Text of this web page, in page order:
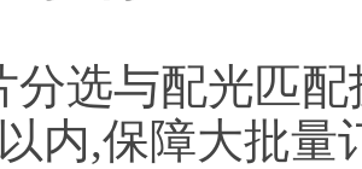
分选与配光匹
内,保障大批量